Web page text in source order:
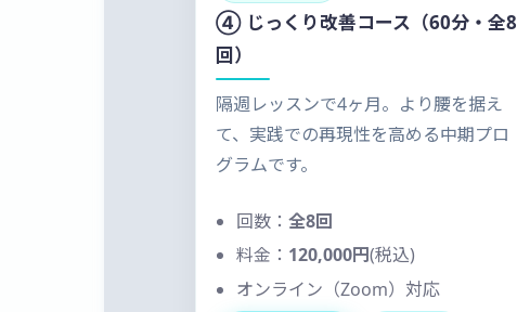
④ じっくり改善コース（60分・全8
回）
隔週レッスンで4ヶ月。より腰を据え
て、実践での再現性を高める中期プロ
グラムです。
回数：全8回
料金： 120,000円(税込)
オンライン（Zoom）対応